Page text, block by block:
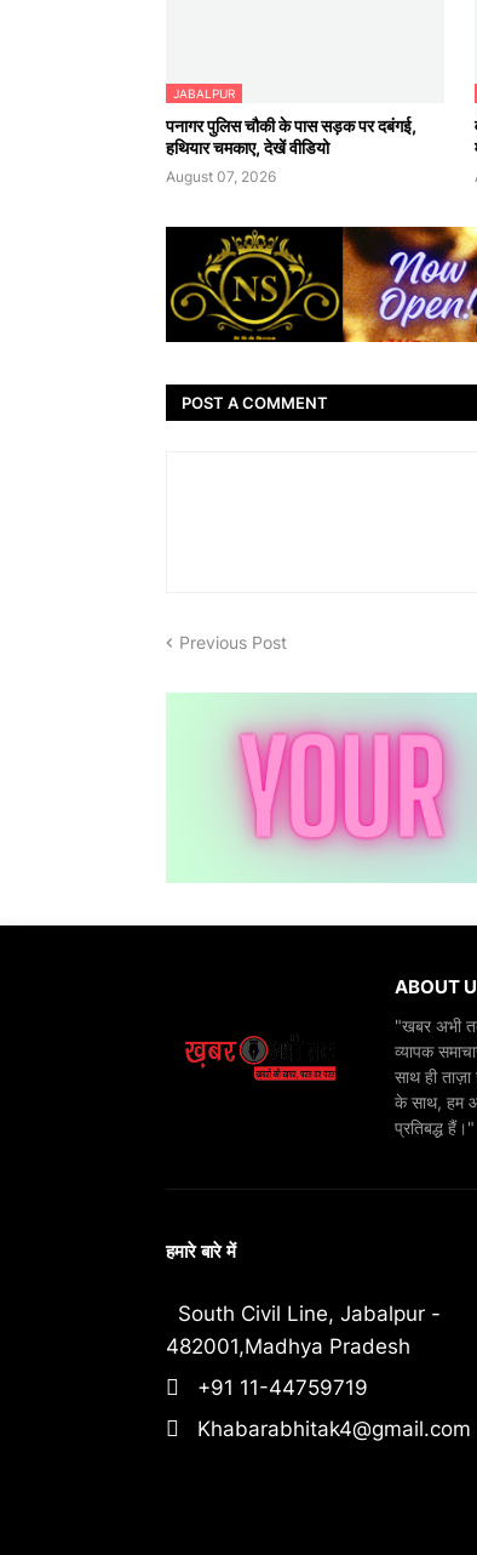
JABALPUR
पनागर पुलिस चौकी के पास सड़क पर दबंगई,
हथियार चमकाए, देखें वीडियो
August 07, 2026
POST A COMMENT
Previous Post
ABOUT
"खबर अभी
व्यापक
साथ ही
के साथ, हम
प्रतिबद्ध हैं।"
हमारे बारे में
South Civil Line, Jabalpur -
482001,Madhya Pradesh
+91 11-44759719
Khabarabhitak4@gmail.com